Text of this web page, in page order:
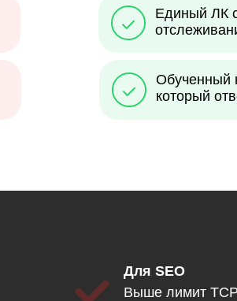
Единый ЛК
Обученный
который
Для SEO
Выше лимит